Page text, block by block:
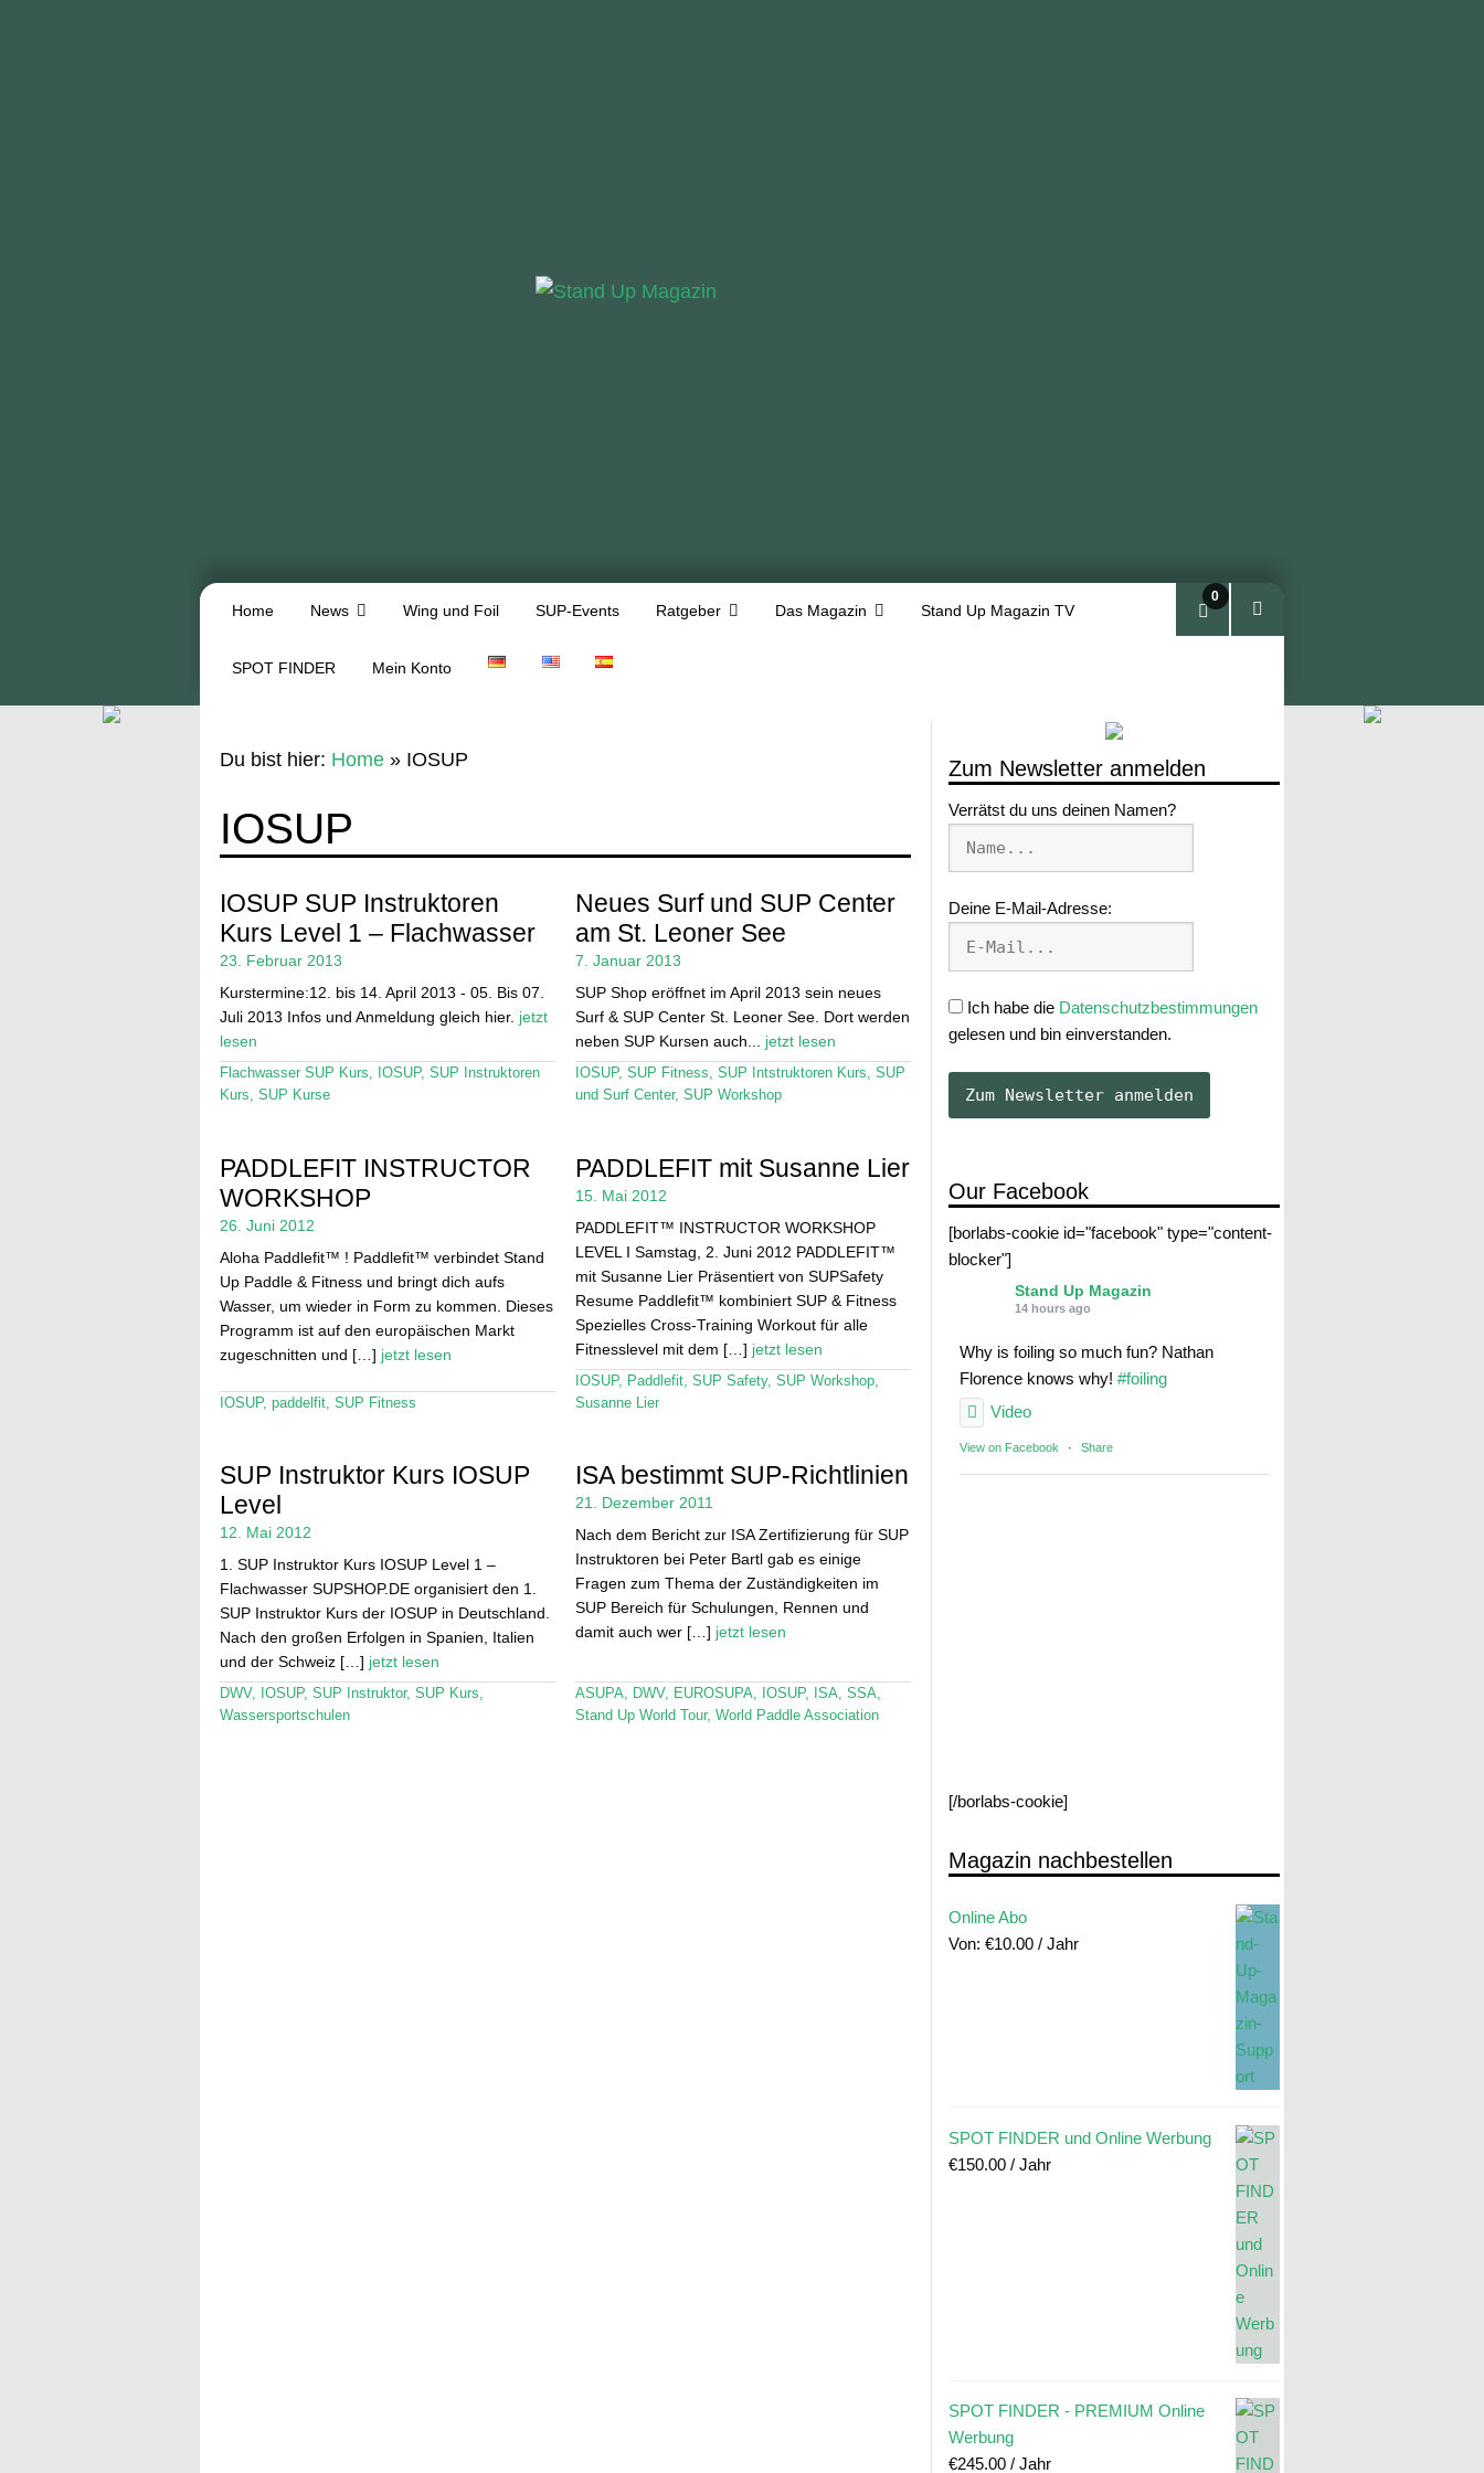
Home News Wing und Foil SUP-Events Ratgeber Das Magazin Stand Up Magazin TV
SPOT FINDER Mein Konto
0
Zum Newsletter anmelden
Verrätst du uns deinen Namen?
Deine E-Mail-Adresse:
Ich habe die Datenschutzbestimmungen
gelesen und bin einverstanden.
Our Facebook
[borlabs-cookie id="facebook" type="content-
blocker"]
Stand Up Magazin
14 hours ago
Why is foiling so much fun? Nathan
Florence knows why! #foiling
Video
View on Facebook · Share
[/borlabs-cookie]
Magazin nachbestellen
Online Abo
Von: €10.00 / Jahr
SPOT FINDER und Online Werbung
€150.00 / Jahr
SPOT FINDER - PREMIUM Online
Werbung
€245.00 / Jahr
Du bist hier: Home» IOSUP
IOSUP
IOSUP SUP Instruktoren
Kurs Level 1 – Flachwasser
23. Februar 2013
Kurstermine:12. bis 14. April 2013 - 05. Bis 07.
Juli 2013 Infos und Anmeldung gleich hier. jetzt
lesen
Flachwasser SUP Kurs, IOSUP, SUP Instruktoren
Kurs, SUP Kurse
Neues Surf und SUP Center
am St. Leoner See
7. Januar 2013
SUP Shop eröffnet im April 2013 sein neues
Surf & SUP Center St. Leoner See. Dort werden
neben SUP Kursen auch... jetzt lesen
IOSUP, SUP Fitness, SUP Intstruktoren Kurs, SUP
und Surf Center, SUP Workshop
PADDLEFIT INSTRUCTOR
WORKSHOP
26. Juni 2012
Aloha Paddlefit™ ! Paddlefit™ verbindet Stand
Up Paddle & Fitness und bringt dich aufs
Wasser, um wieder in Form zu kommen. Dieses
Programm ist auf den europäischen Markt
zugeschnitten und […] jetzt lesen
IOSUP, paddelfit, SUP Fitness
PADDLEFIT mit Susanne Lier
15. Mai 2012
PADDLEFIT™ INSTRUCTOR WORKSHOP
LEVEL I Samstag, 2. Juni 2012 PADDLEFIT™
mit Susanne Lier Präsentiert von SUPSafety
Resume Paddlefit™ kombiniert SUP & Fitness
Spezielles Cross-Training Workout für alle
Fitnesslevel mit dem […] jetzt lesen
IOSUP, Paddlefit, SUP Safety, SUP Workshop,
Susanne Lier
SUP Instruktor Kurs IOSUP
Level
12. Mai 2012
1. SUP Instruktor Kurs IOSUP Level 1 –
Flachwasser SUPSHOP.DE organisiert den 1.
SUP Instruktor Kurs der IOSUP in Deutschland.
Nach den großen Erfolgen in Spanien, Italien
und der Schweiz […] jetzt lesen
DWV, IOSUP, SUP Instruktor, SUP Kurs,
Wassersportschulen
ISA bestimmt SUP-Richtlinien
21. Dezember 2011
Nach dem Bericht zur ISA Zertifizierung für SUP
Instruktoren bei Peter Bartl gab es einige
Fragen zum Thema der Zuständigkeiten im
SUP Bereich für Schulungen, Rennen und
damit auch wer […] jetzt lesen
ASUPA, DWV, EUROSUPA, IOSUP, ISA, SSA,
Stand Up World Tour, World Paddle Association